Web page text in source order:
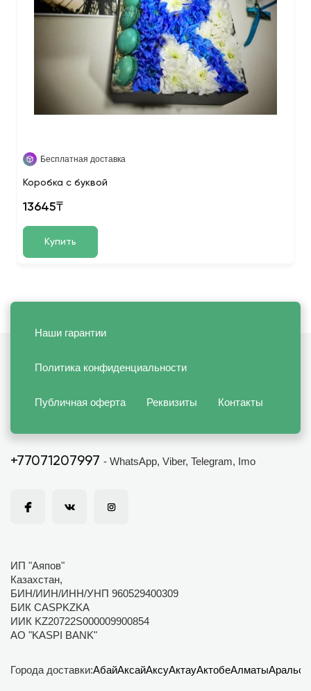
Бесплатная доставка
Коробка с буквой
13645₸
Купить
Наши гарантии
Политика конфиденциальности
Публичная оферта Реквизиты Контакты
+77071207997 - WhatsApp, Viber, Telegram, Imo
ИП "Аяпов"
Казахстан,
БИН/ИИН/ИНН/УНП 960529400309
БИК CASPKZKA
ИИК KZ20722S000009900854
АО "KASPI BANK"
Города доставки:АбайАксайАксуАктауАктобеАлматыАральск